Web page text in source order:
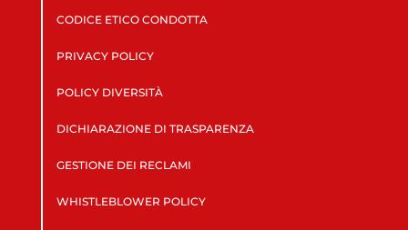
CODICE ETICO CONDOTTA
PRIVACY POLICY
POLICY DIVERSITÀ
DICHIARAZIONE DI TRASPARENZA
GESTIONE DEI RECLAMI
WHISTLEBLOWER POLICY